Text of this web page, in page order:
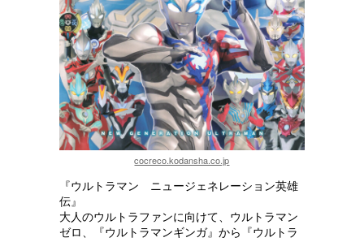
cocreco.kodansha.co.jp
『ウルトラマン ニュージェネレーション英雄
伝』
大人のウルトラファンに向けて、ウルトラマン
ゼロ、『ウルトラマンギンガ』から『ウルトラ